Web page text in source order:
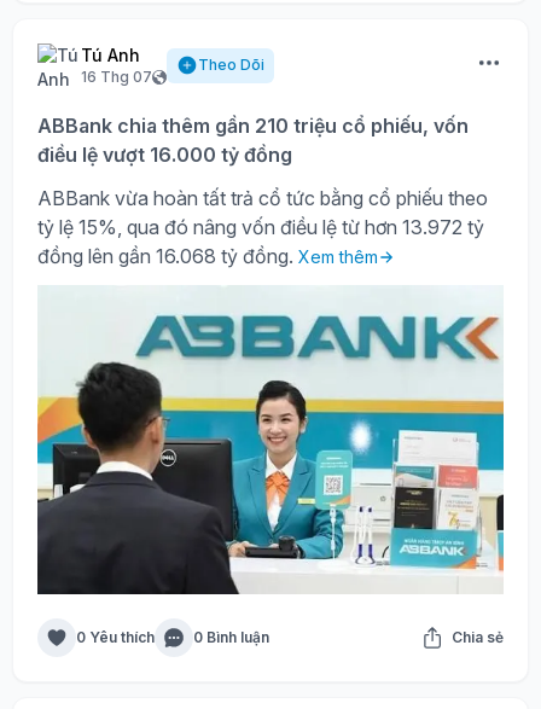
Tú Anh
16 Thg 07
Theo Dõi
ABBank chia thêm gần 210 triệu cổ phiếu, vốn
điều lệ vượt 16.000 tỷ đồng
ABBank vừa hoàn tất trả cổ tức bằng cổ phiếu theo
tỷ lệ 15%, qua đó nâng vốn điều lệ từ hơn 13.972 tỷ
đồng lên gần 16.068 tỷ đồng. Xem thêm
0 Yêu thích 0 Bình luận Chia sẻ